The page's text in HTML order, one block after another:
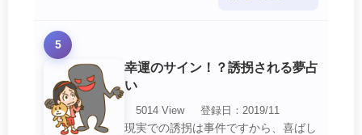
5
幸運のサイン！？誘拐される夢占
い
5014 View
登録日：2019/11
現実での誘拐は事件ですから、喜ばし